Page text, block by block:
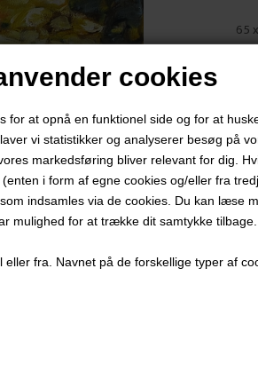
cookies
for at opnå en funktionel side og for at
vi statistikker og analyserer besøg på
markedsføring bliver relevant for dig.
i form af egne cookies og/eller fra
indsamles via de cookies. Du kan læse
mulighed for at trække dit samtykke tilbage.
fra. Navnet på de forskellige typer af
​65